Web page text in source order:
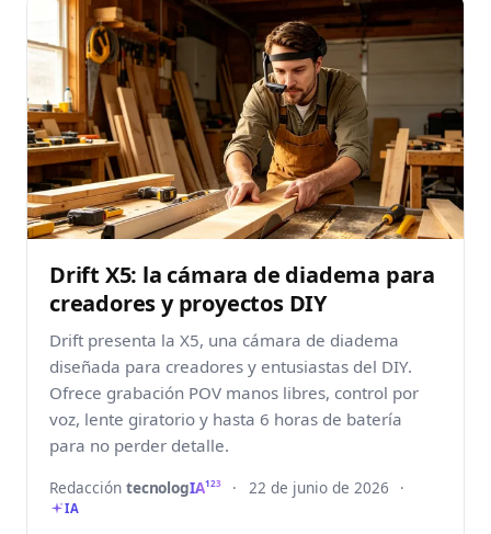
Drift X5: la cámara de diadema para
creadores y proyectos DIY
Drift presenta la X5, una cámara de diadema
diseñada para creadores y entusiastas del DIY.
Ofrece grabación POV manos libres, control por
voz, lente giratorio y hasta 6 horas de batería
para no perder detalle.
Redacción tecnologIA123 · 22 de junio de 2026 ·
IA